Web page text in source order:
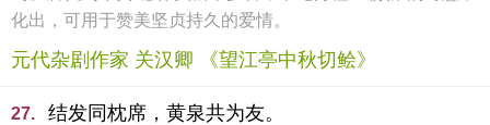
化出，可用于赞美坚贞持久的爱情。
元代杂剧作家 关汉卿 《望江亭中秋切鲙》
27. 结发同枕席，黄泉共为友。